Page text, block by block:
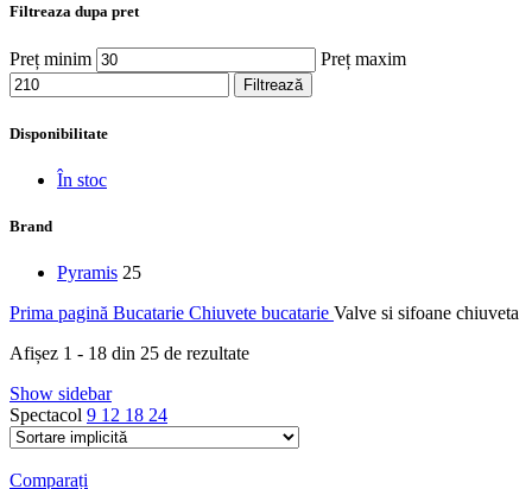
Filtreaza dupa pret
Preț minim Preț maxim
Filtrează
Disponibilitate
În stoc
Brand
Pyramis 25
Prima pagină Bucatarie Chiuvete bucatarie Valve si sifoane chiuveta
Afișez 1 - 18 din 25 de rezultate
Show sidebar
Spectacol 9 12 18 24
Comparați